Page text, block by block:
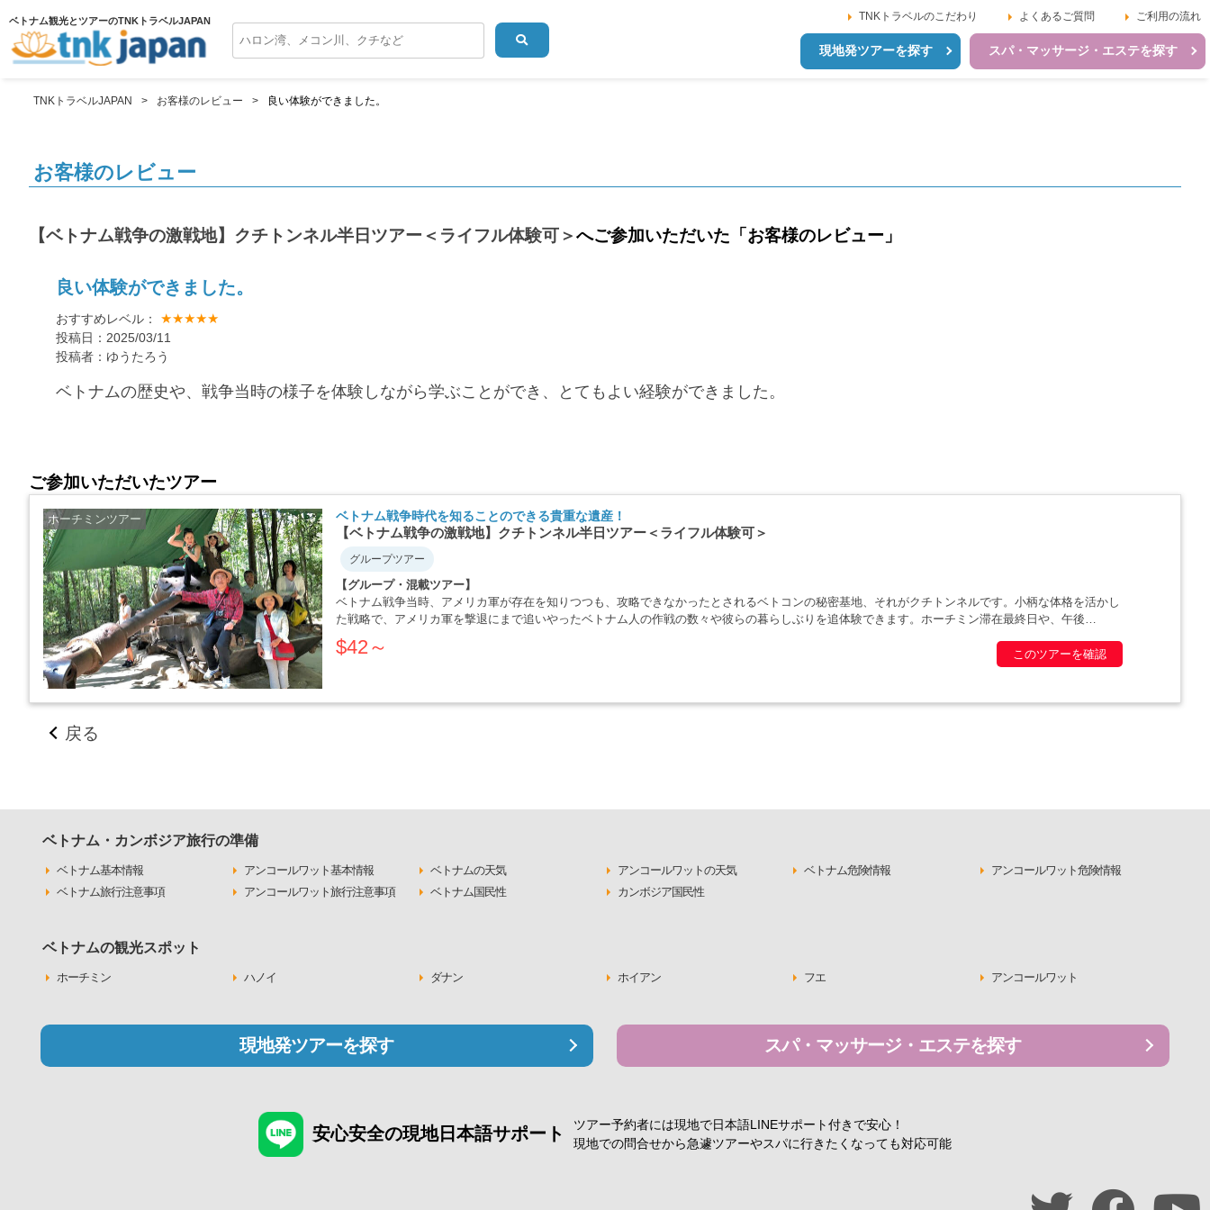
ベトナム観光とツアーのTNKトラベルJAPAN TNKトラベルのこだわり よくあるご質問 ご利用の流れ
現地発ツアーを探す スパ・マッサージ・エステを探す
TNKトラベルJAPAN お客様のレビュー 良い体験ができました。
お客様のレビュー
【ベトナム戦争の激戦地】クチトンネル半日ツアー＜ライフル体験可＞へご参加いただいた「お客様のレビュー」
良い体験ができました。
おすすめレベル： ★★★★★
投稿日：2025/03/11
投稿者：ゆうたろう
ベトナムの歴史や、戦争当時の様子を体験しながら学ぶことができ、とてもよい経験ができました。
ご参加いただいたツアー
ホーチミンツアー ベトナム戦争時代を知ることのできる貴重な遺産！
【ベトナム戦争の激戦地】クチトンネル半日ツアー＜ライフル体験可＞
グループツアー
【グループ・混載ツアー】
ベトナム戦争当時、アメリカ軍が存在を知りつつも、攻略できなかったとされるベトコンの秘密基地、それがクチトンネルです。小柄な体格を活かし
た戦略で、アメリカ軍を撃退にまで追いやったベトナム人の作戦の数々や彼らの暮らしぶりを追体験できます。ホーチミン滞在最終日や、午後
か・・・・・
$42～ このツアーを確認
戻る
ベトナム・カンボジア旅行の準備
ベトナム基本情報 アンコールワット基本情報 ベトナムの天気 アンコールワットの天気 ベトナム危険情報
アンコールワット危険情報
ベトナム旅行注意事項
アンコールワット旅行注意事項 ベトナム国民性 カンボジア国民性
ベトナムの観光スポット
ホーチミン ハノイ ダナン ホイアン フエ アンコールワット
現地発ツアーを探す スパ・マッサージ・エステを探す
安心安全の現地日本語サポート ツアー予約者には現地で日本語LINEサポート付きで安心！
現地での問合せから急遽ツアーやスパに行きたくなっても対応可能